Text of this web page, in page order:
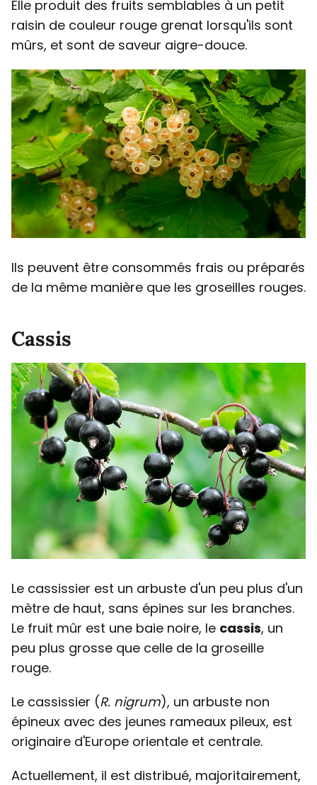
Elle produit des fruits semblables à un petit
raisin de couleur rouge grenat lorsqu'ils sont
mûrs, et sont de saveur aigre-douce.
Ils peuvent être consommés frais ou préparés
de la même manière que les groseilles rouges.
Cassis
Le cassissier est un arbuste d'un peu plus d'un
mètre de haut, sans épines sur les branches.
Le fruit mûr est une baie noire, le cassis, un
peu plus grosse que celle de la groseille
rouge.
Le cassissier (R. nigrum), un arbuste non
épineux avec des jeunes rameaux pileux, est
originaire d'Europe orientale et centrale.
Actuellement, il est distribué, majoritairement,